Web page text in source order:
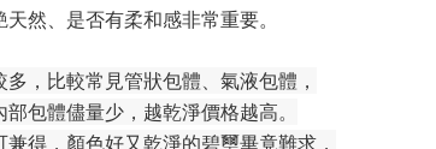
然、是否有柔和感非常重要。
，比較常見管狀包體、氣液包體，
包體儘量少，越乾淨價格越高。
得，顏色好又乾淨的碧璽畢竟難求，